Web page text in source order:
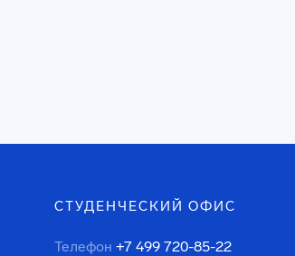
СТУДЕНЧЕСКИЙ ОФИС
Телефон +7 499 720-85-22